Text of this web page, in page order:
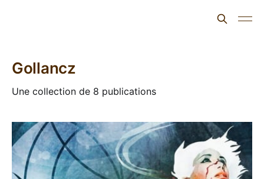
Gollancz
Une collection de 8 publications